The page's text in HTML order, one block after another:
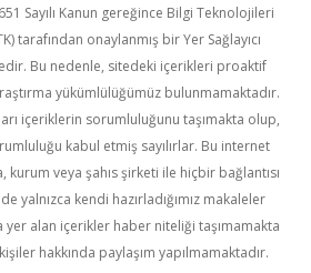
Sayılı Kanun gereğince Bilgi Teknolojileri
tarafından onaylanmış bir Yer Sağlayıcı
Bu nedenle, sitedeki içerikleri proaktif
yükümlülüğümüz bulunmamaktadır.
içeriklerin sorumluluğunu taşımakta olup,
kabul etmiş sayılırlar. Bu internet
veya şahıs şirketi ile hiçbir bağlantısı
yalnızca kendi hazırladığımız makaleler
yer alan içerikler haber niteliği taşımamakta
hakkında paylaşım yapılmamaktadır.